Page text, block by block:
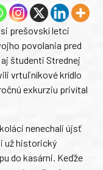
prešovskí letci
povolania pred
študenti Strednej
vrtuľníkové krídlo
exkurziu privítal
nenechali újsť
už historický
do kasárni. Keďže